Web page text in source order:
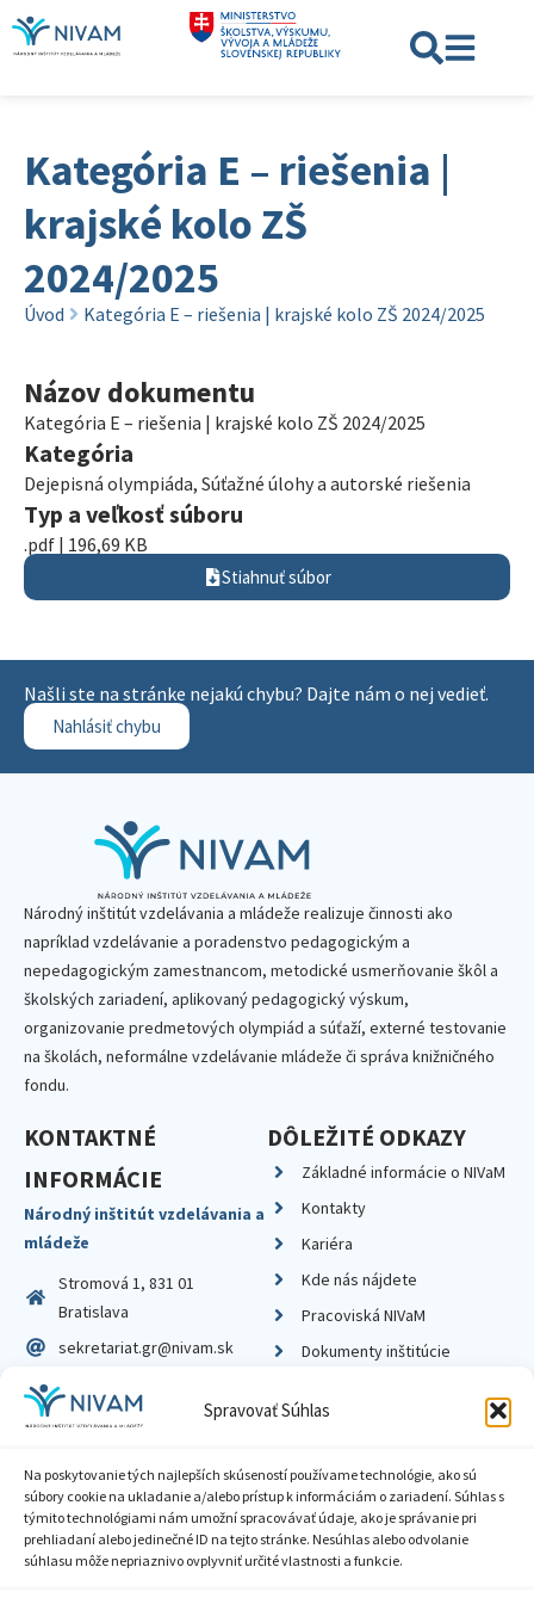
Spravovať Súhlas
Na poskytovanie tých najlepších skúseností používame technológie, ako sú
súbory cookie na ukladanie a/alebo prístup k informáciám o zariadení. Súhlas s
týmito technológiami nám umožní spracovávať údaje, ako je správanie pri
prehliadaní alebo jedinečné ID na tejto stránke. Nesúhlas alebo odvolanie
súhlasu môže nepriaznivo ovplyvniť určité vlastnosti a funkcie.
Kategória E – riešenia |
krajské kolo ZŠ
2024/2025
Úvod Kategória E – riešenia | krajské kolo ZŠ 2024/2025
Názov dokumentu
Kategória E – riešenia | krajské kolo ZŠ 2024/2025
Kategória
Dejepisná olympiáda, Súťažné úlohy a autorské riešenia
Typ a veľkosť súboru
.pdf | 196,69 KB
Stiahnuť súbor
Našli ste na stránke nejakú chybu? Dajte nám o nej vedieť.
Nahlásiť chybu
Národný inštitút vzdelávania a mládeže realizuje činnosti ako
napríklad vzdelávanie a poradenstvo pedagogickým a
nepedagogickým zamestnancom, metodické usmerňovanie škôl a
školských zariadení, aplikovaný pedagogický výskum,
organizovanie predmetových olympiád a súťaží, externé testovanie
na školách, neformálne vzdelávanie mládeže či správa knižničného
fondu.
KONTAKTNÉ
INFORMÁCIE
Národný inštitút vzdelávania a
mládeže
Stromová 1, 831 01
Bratislava
sekretariat.gr@nivam.sk
IČO: 00164348
DIČ: 2020798714
DÔLEŽITÉ ODKAZY
Základné informácie o NIVaM
Kontakty
Kariéra
Kde nás nájdete
Pracoviská NIVaM
Dokumenty inštitúcie
Zásady ochrany súkromia